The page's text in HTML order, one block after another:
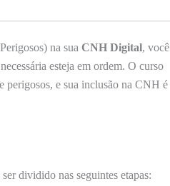
na sua CNH Digital, você
esteja em ordem. O curso
perigosos, e sua inclusão na CNH é
dividido nas seguintes etapas: